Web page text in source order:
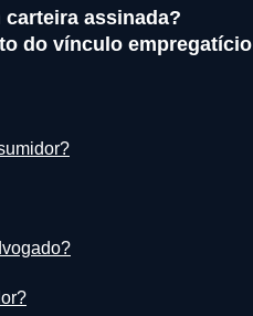
assinada?
do vínculo empregatício